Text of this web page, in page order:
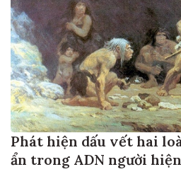
Phát hiện dấu vết hai
ẩn trong ADN người